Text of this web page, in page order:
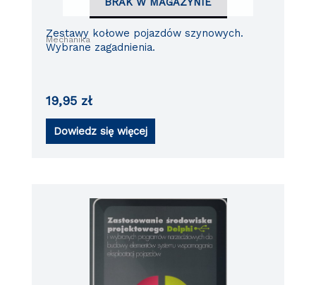
Mechanika
Zestawy kołowe pojazdów szynowych.
Wybrane zagadnienia.
19,95 zł
Dowiedz się więcej